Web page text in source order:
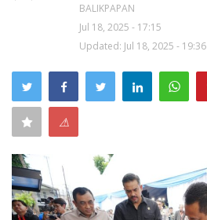
Warkop Digital
Pelanggaran
Ketertiban
Kejahatan
BALIKPAPAN
Jul 18, 2025 - 17:15
Updated: Jul 18, 2025 - 19:36
⚠